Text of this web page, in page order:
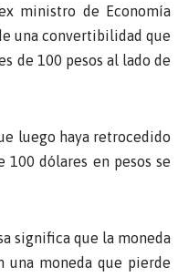
ministro de Economía
una convertibilidad que
de 100 pesos al lado de
luego haya retrocedido
dólares en pesos se
significa que la moneda
una moneda que pierde